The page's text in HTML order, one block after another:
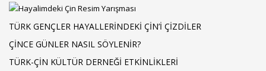
TÜRK GENÇLER HAYALLERINDEKI ÇIN’I ÇIZDILER
ÇINCE GÜNLER NASIL SÖYLENIR?
TÜRK-ÇIN KÜLTÜR DERNEĞI ETKINLIKLERI